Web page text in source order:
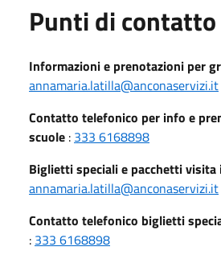
Punti di contatto
Informazioni e prenotazioni per
annamaria.latilla@anconaservizi.it
Contatto telefonico per info e
scuole : 333 6168898
Biglietti speciali e pacchetti
annamaria.latilla@anconaservizi.it
Contatto telefonico biglietti
: 333 6168898